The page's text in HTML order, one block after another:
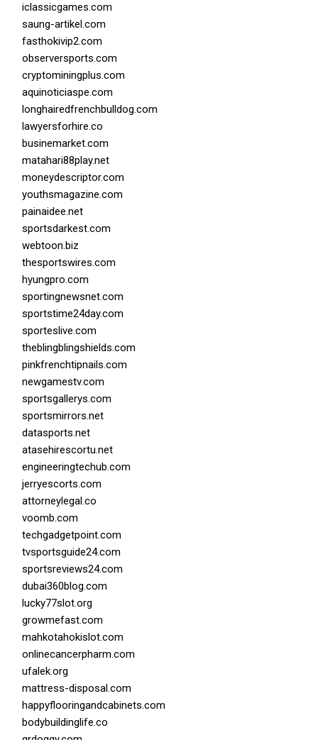
iclassicgames.com
saung-artikel.com
fasthokivip2.com
observersports.com
cryptominingplus.com
aquinoticiaspe.com
longhairedfrenchbulldog.com
lawyersforhire.co
businemarket.com
matahari88play.net
moneydescriptor.com
youthsmagazine.com
painaidee.net
sportsdarkest.com
webtoon.biz
thesportswires.com
hyungpro.com
sportingnewsnet.com
sportstime24day.com
sporteslive.com
theblingblingshields.com
pinkfrenchtipnails.com
newgamestv.com
sportsgallerys.com
sportsmirrors.net
datasports.net
atasehirescortu.net
engineeringtechub.com
jerryescorts.com
attorneylegal.co
voomb.com
techgadgetpoint.com
tvsportsguide24.com
sportsreviews24.com
dubai360blog.com
lucky77slot.org
growmefast.com
mahkotahokislot.com
onlinecancerpharm.com
ufalek.org
mattress-disposal.com
happyflooringandcabinets.com
bodybuildinglife.co